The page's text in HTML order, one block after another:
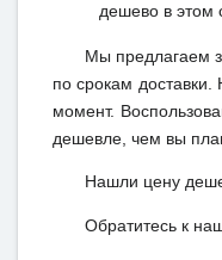
дешево в этом
Мы предлагаем
по срокам
момент.
дешевле, чем вы
Нашли цену
Обратитесь к